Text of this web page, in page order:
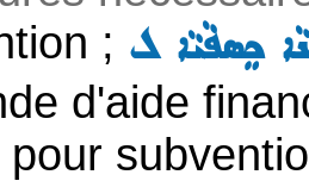
; ܟܸܣܦܵܝܵܐ ܠ
d'aide